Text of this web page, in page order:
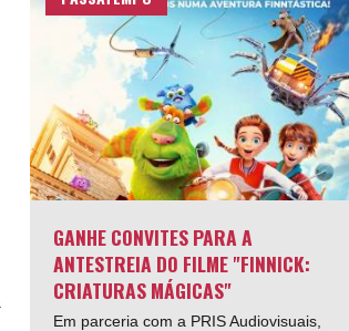
GANHE CONVITES PARA A
ANTESTREIA DO FILME "FINNICK:
CRIATURAS MÁGICAS"
Em parceria com a PRIS Audiovisuais,